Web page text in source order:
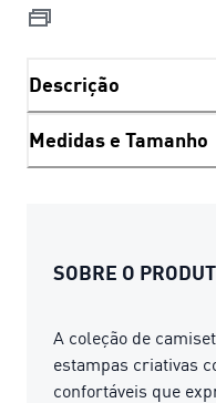
Descrição
Medidas e Tamanho
SOBRE O
A coleção de
estampas criativas
confortáveis ​​que